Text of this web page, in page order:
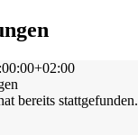
bereits stattgefunden.